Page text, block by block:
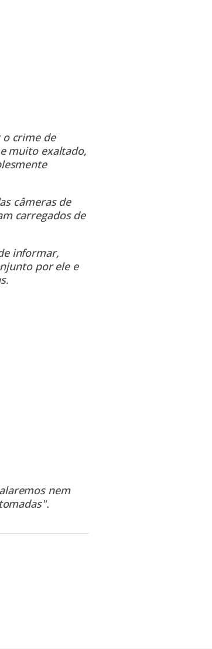
crime de
muito exaltado,
câmeras de
carregados de
informar,
por ele e
nem